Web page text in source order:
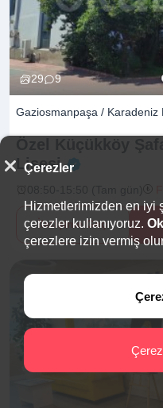
29 9
Gaziosmanpaşa / Karadeniz
Lisesi
İletişime Geç
Çerezler
Hizmetlerimizden en iyi
çerezler kullanıyoruz.
çerezlere izin vermiş